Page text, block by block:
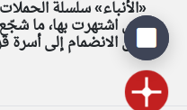
«الأنباء» سلسلة
التي اشتهرت بها، ما
على الانضمام إلى أسرة